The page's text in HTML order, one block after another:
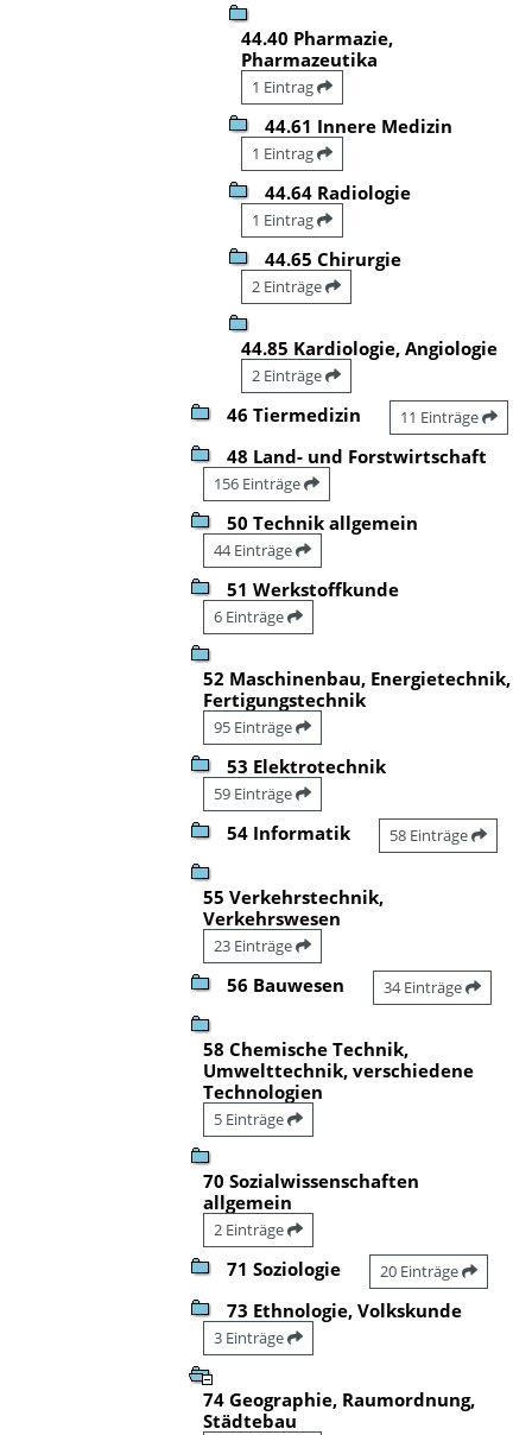
44.40 Pharmazie,
Pharmazeutika
1 Eintrag
44.61 Innere Medizin
1 Eintrag
44.64 Radiologie
1 Eintrag
44.65 Chirurgie
2 Einträge
44.85 Kardiologie, Angiologie
2 Einträge
46 Tiermedizin 11 Einträge
48 Land- und Forstwirtschaft
156 Einträge
50 Technik allgemein
44 Einträge
51 Werkstoffkunde
6 Einträge
52 Maschinenbau, Energietechnik,
Fertigungstechnik
95 Einträge
53 Elektrotechnik
59 Einträge
54 Informatik 58 Einträge
55 Verkehrstechnik,
Verkehrswesen
23 Einträge
56 Bauwesen 34 Einträge
58 Chemische Technik,
Umwelttechnik, verschiedene
Technologien
5 Einträge
70 Sozialwissenschaften
allgemein
2 Einträge
71 Soziologie 20 Einträge
73 Ethnologie, Volkskunde
3 Einträge
74 Geographie, Raumordnung,
Städtebau